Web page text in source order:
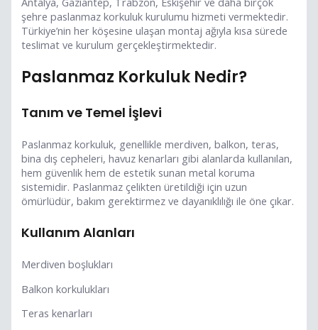
şehre paslanmaz korkuluk kurulumu hizmeti vermektedir.
Türkiye’nin her köşesine ulaşan montaj ağıyla kısa sürede
teslimat ve kurulum gerçekleştirmektedir.
Paslanmaz Korkuluk Nedir?
Tanım ve Temel İşlevi
Paslanmaz korkuluk, genellikle merdiven, balkon, teras,
bina dış cepheleri, havuz kenarları gibi alanlarda kullanılan,
hem güvenlik hem de estetik sunan metal koruma
sistemidir. Paslanmaz çelikten üretildiği için uzun
ömürlüdür, bakım gerektirmez ve dayanıklılığı ile öne çıkar.
Kullanım Alanları
Merdiven boşlukları
Balkon korkulukları
Teras kenarları